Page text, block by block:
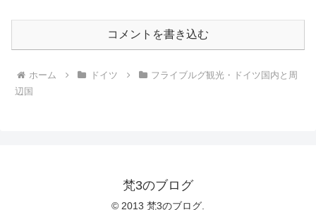
コメントを書き込む
ホーム ドイツ
フライブルグ観光・ドイツ国内と周
辺国
梵3のブログ
© 2013 梵3のブログ.